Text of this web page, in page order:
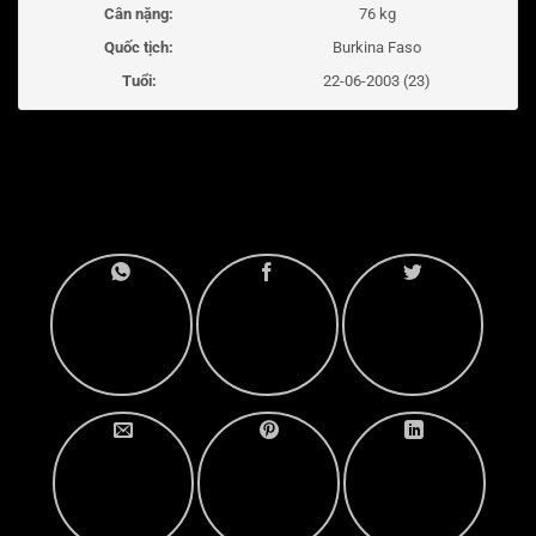
Cân nặng:
76 kg
Quốc tịch:
Burkina Faso
Tuổi:
22-06-2003 (23)